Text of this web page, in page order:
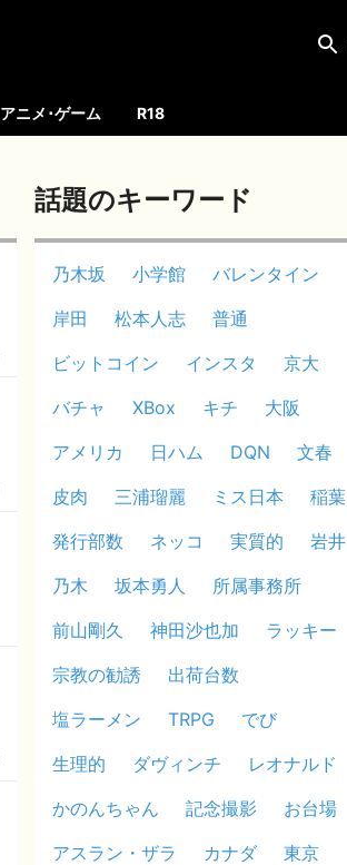
アニメ･ゲーム R18
話題のキーワード
乃木坂 小学館
バレンタイン
岸田
松本人志
普通
ビットコイン
インスタ
京大
バチャ
XBox キチ
大阪
アメリカ
日ハム DQN
文春
皮肉
三浦瑠麗 ミス日本
稲葉
発行部数
ネッコ 実質的
岩井
乃木
坂本勇人
所属事務所
前山剛久
神田沙也加
ラッキー
宗教の勧誘
出荷台数
塩ラーメン
TRPG
でび
生理的
ダヴィンチ
レオナルド
かのんちゃん
記念撮影
お台場
アスラン・ザラ
カナダ
東京